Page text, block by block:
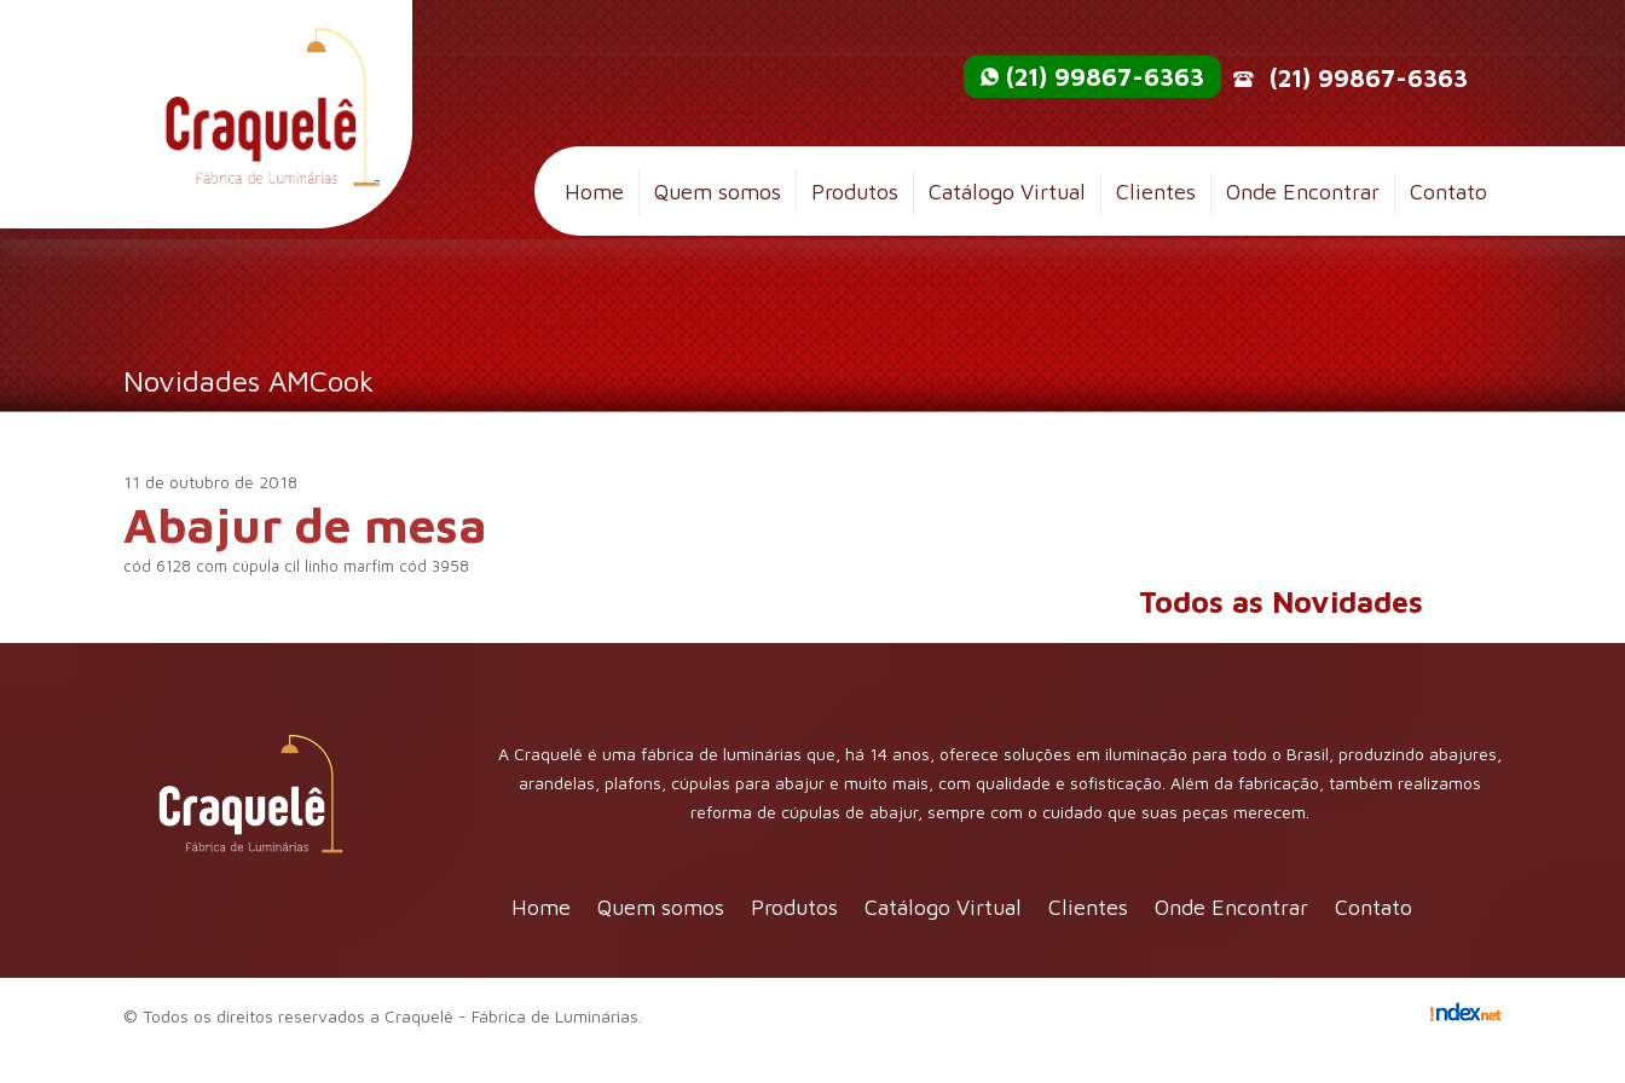
(21) 99867-6363 (21) 99867-6363
Home Quem somos Produtos Catálogo Virtual Clientes Onde Encontrar Contato
Novidades AMCook
11 de outubro de 2018
Abajur de mesa
cód 6128 com cúpula cil linho marfim cód 3958
Todos as Novidades
A Craquelê é uma fábrica de luminárias que, há 14 anos, oferece soluções em iluminação para todo o Brasil, produzindo abajures,
arandelas, plafons, cúpulas para abajur e muito mais, com qualidade e sofisticação. Além da fabricação, também realizamos
reforma de cúpulas de abajur, sempre com o cuidado que suas peças merecem.
Home Quem somos Produtos Catálogo Virtual Clientes Onde Encontrar Contato
© Todos os direitos reservados a Craquelê - Fábrica de Luminárias.